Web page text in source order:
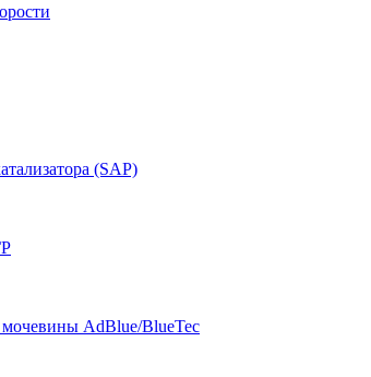
(SAP)
AdBlue/BlueTec